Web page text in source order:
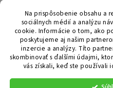
Na prispôsobenie obsahu a
sociálnych médií a analýzu
cookie. Informácie o tom, ako
poskytujeme aj našim
inzercie a analýzy. Títo
skombinovať s ďalšími údajmi,
vás získali, keď ste používali
á